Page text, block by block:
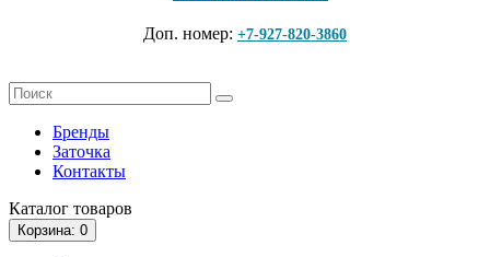
Доп. номер: +7-927-820-3860
Бренды
Заточка
Контакты
Каталог товаров
Корзина: 0